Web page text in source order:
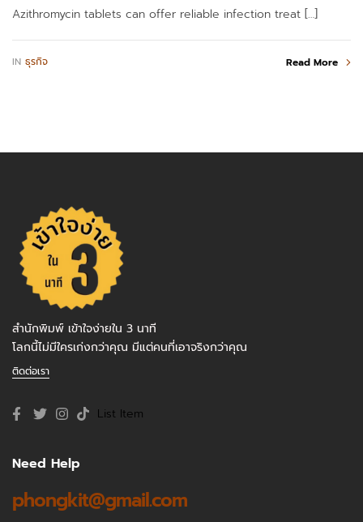
Azithromycin tablets can offer reliable infection treat […]
IN ธุรกิจ Read More
สำนักพิมพ์ เข้าใจง่ายใน 3 นาที
โลกนี้ไม่มีใครเก่งกว่าคุณ มีแต่คนที่เอาจริงกว่าคุณ
ติดต่อเรา
List Item
Need Help
phongkit@gmail.com